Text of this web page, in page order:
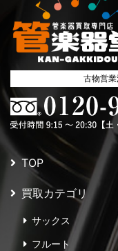
古物営
TOP
買取カテゴリ
サックス
フルート